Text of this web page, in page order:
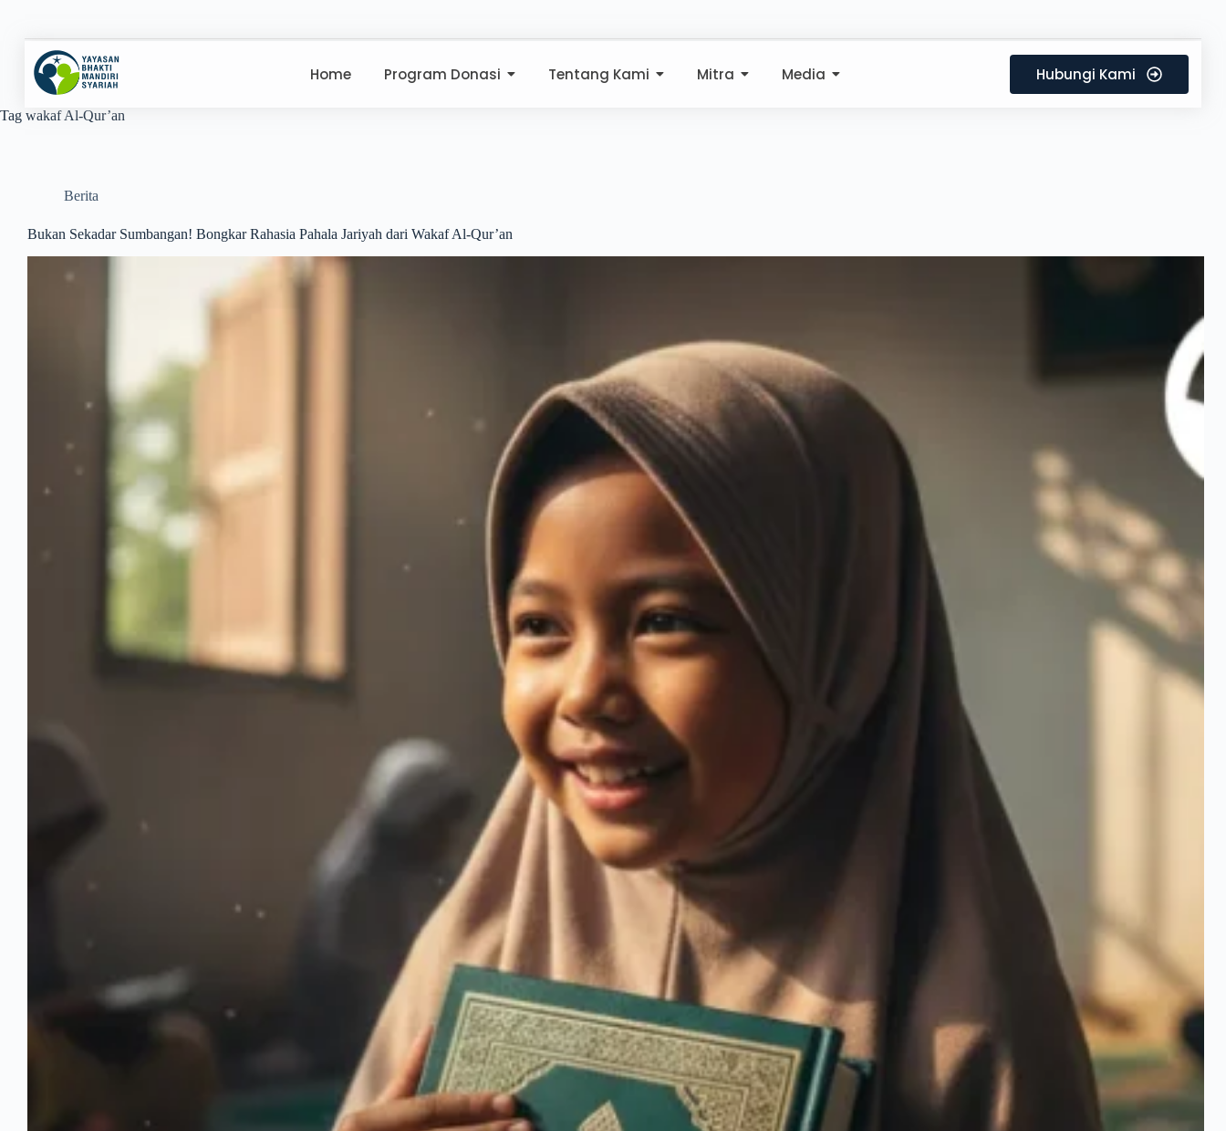
Home Program Donasi Tentang Kami Mitra Media Hubungi Kami
Tag wakaf Al-Qur’an
Berita
Bukan Sekadar Sumbangan! Bongkar Rahasia Pahala Jariyah dari Wakaf Al-Qur’an